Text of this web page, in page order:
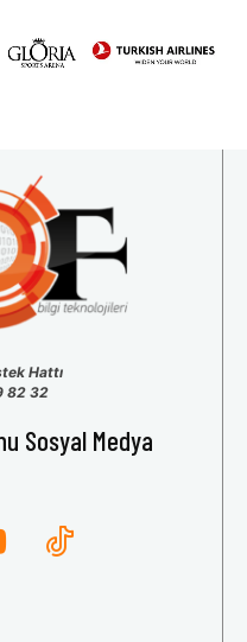
Hattı
82 32
Sosyal Medya